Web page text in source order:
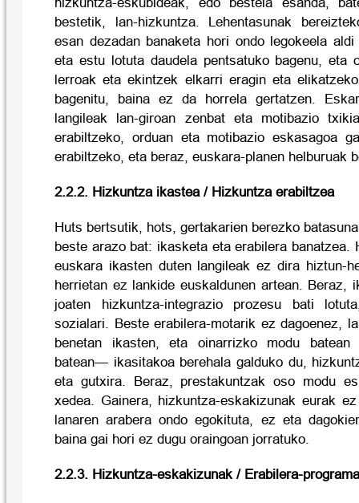
bestetik, lan-hizkuntza. Lehentasunak
esan dezadan banaketa hori ondo legokeela
eta estu lotuta daudela pentsatuko bagenu, eta
lerroak eta ekintzek elkarri eragin eta
bagenitu, baina ez da horrela gertatzen.
langileak lan-giroan zenbat eta motibazio
erabiltzeko, orduan eta motibazio eskasagoa
erabiltzeko, eta beraz, euskara-planen helburuak
2.2.2. Hizkuntza ikastea / Hizkuntza erabiltzea
Huts bertsutik, hots, gertakarien berezko
beste arazo bat: ikasketa eta erabilera banatzea.
euskara ikasten duten langileak ez dira hiztun-
herrietan ez lankide euskaldunen artean. Beraz,
joaten hizkuntza-integrazio prozesu bati
sozialari. Beste erabilera-motarik ez dagoenez,
benetan ikasten, eta oinarrizko modu
batean— ikasitakoa berehala galduko du,
eta gutxira. Beraz, prestakuntzak oso modu
xedea. Gainera, hizkuntza-eskakizunak eurak
lanaren arabera ondo egokituta, ez eta
baina gai hori ez dugu oraingoan jorratuko.
2.2.3. Hizkuntza-eskakizunak / Erabilera-